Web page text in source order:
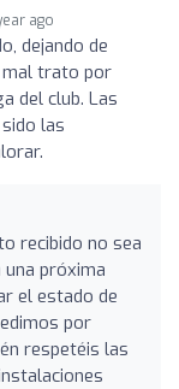
ago
dejando de
mal trato por
del club. Las
las
recibido no sea
próxima
el estado de
por
respetéis las